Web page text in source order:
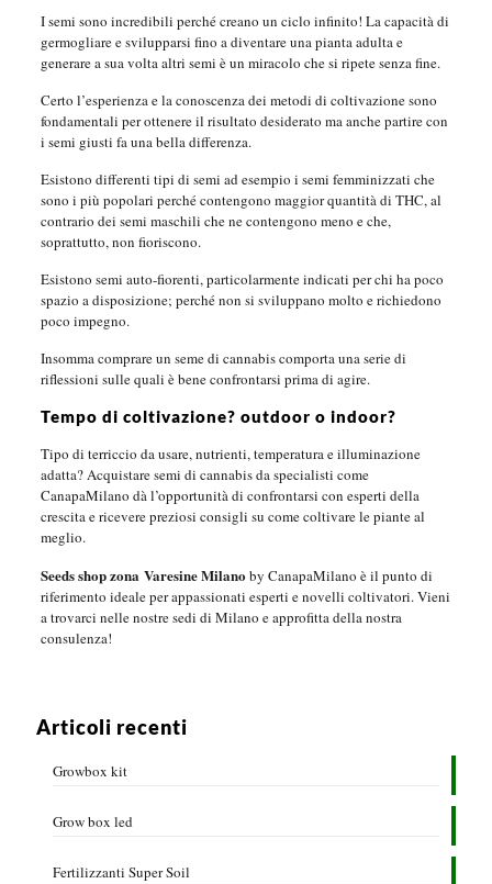
I semi sono incredibili perché creano un ciclo infinito! La capacità di
germogliare e svilupparsi fino a diventare una pianta adulta e
generare a sua volta altri semi è un miracolo che si ripete senza fine.
Certo l’esperienza e la conoscenza dei metodi di coltivazione sono
fondamentali per ottenere il risultato desiderato ma anche partire con
i semi giusti fa una bella differenza.
Esistono differenti tipi di semi ad esempio i semi femminizzati che
sono i più popolari perché contengono maggior quantità di THC, al
contrario dei semi maschili che ne contengono meno e che,
soprattutto, non fioriscono.
Esistono semi auto-fiorenti, particolarmente indicati per chi ha poco
spazio a disposizione; perché non si sviluppano molto e richiedono
poco impegno.
Insomma comprare un seme di cannabis comporta una serie di
riflessioni sulle quali è bene confrontarsi prima di agire.
Tempo di coltivazione? outdoor o indoor?
Tipo di terriccio da usare, nutrienti, temperatura e illuminazione
adatta? Acquistare semi di cannabis da specialisti come
CanapaMilano dà l’opportunità di confrontarsi con esperti della
crescita e ricevere preziosi consigli su come coltivare le piante al
meglio.
Seeds shop zona Varesine Milano by CanapaMilano è il punto di
riferimento ideale per appassionati esperti e novelli coltivatori. Vieni
a trovarci nelle nostre sedi di Milano e approfitta della nostra
consulenza!
Articoli recenti
Growbox kit
Grow box led
Fertilizzanti Super Soil